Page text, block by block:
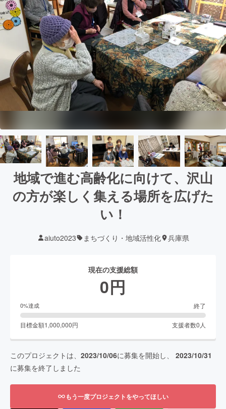
地域で進む高齢化に向けて、沢山
の方が楽しく集える場所を広げた
い！
aiuto2023 まちづくり・地域活性化 兵庫県
現在の支援総額
0円
0%達成 終了
目標金額1,000,000円 支援者数0 人
このプロジェクトは、 2023/10/06に募集を開始し、 2023/10/31
に募集を終了しました
もう一度プロジェクトをやってほしい